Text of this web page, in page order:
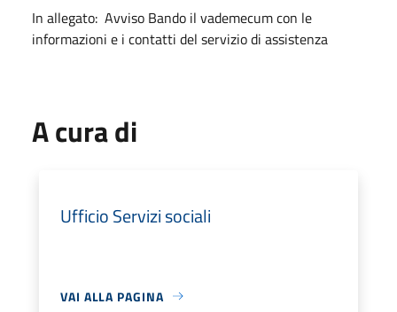
In allegato: Avviso Bando il vademecum con le
informazioni e i contatti del servizio di assistenza
A cura di
Ufficio Servizi sociali
VAI ALLA PAGINA